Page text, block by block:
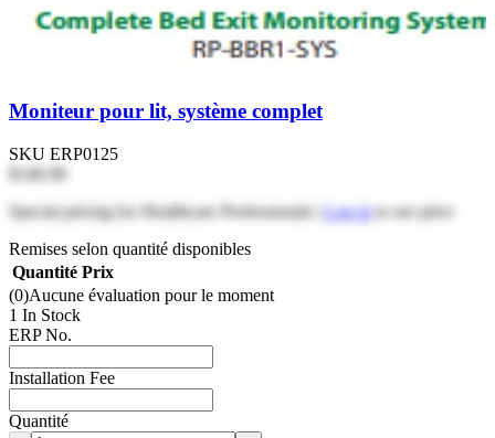
Moniteur pour lit, système complet
SKU ERP0125
$146.98
Special pricing for Healthcare Professionals | Log into see price
Remises selon quantité disponibles
Quantité Prix
(0)Aucune évaluation pour le moment
1 In Stock
ERP No.
Installation Fee
Quantité